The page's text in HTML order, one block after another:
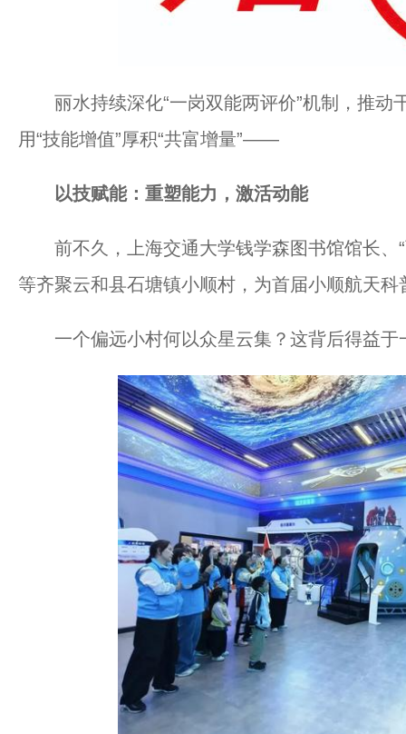
丽水持续深化“一岗双能两评价”机制，推动干
用“技能增值”厚积“共富增量”——
以技赋能：重塑能力，激活动能
前不久，上海交通大学钱学森图书馆馆长、“
等齐聚云和县石塘镇小顺村，为首届小顺航天科
一个偏远小村何以众星云集？这背后得益于